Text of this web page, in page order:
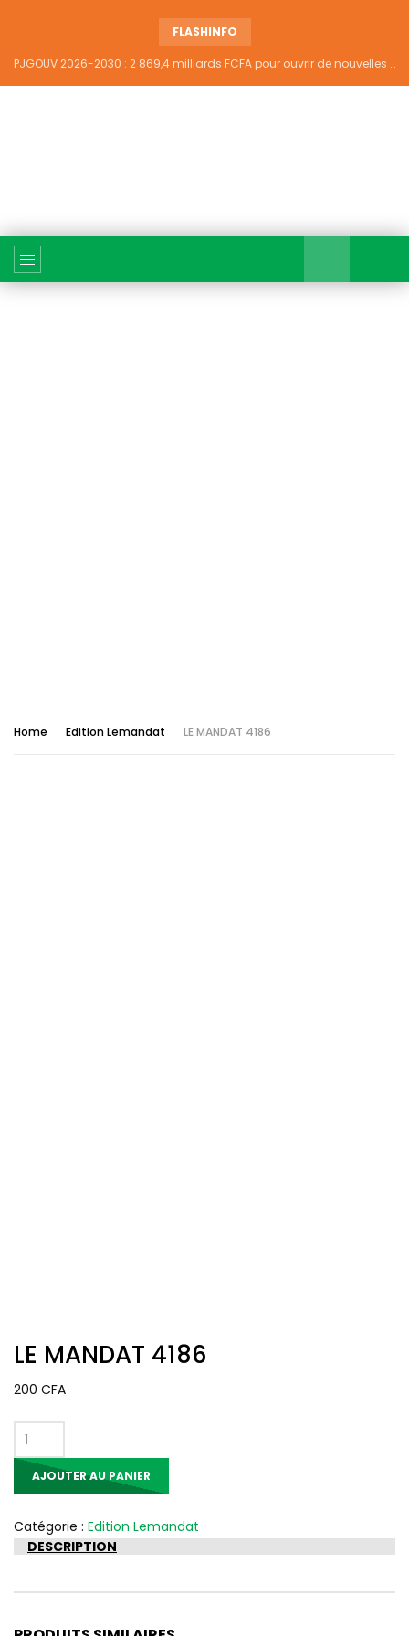
FLASHINFO
PJGOUV 2026-2030 : 2 869,4 milliards FCFA pour ouvrir de nouvelles perspectives à plus de 5,2 millions de jeunes ivoiriens
Home Edition Lemandat LE MANDAT 4186
LE MANDAT 4186
200 CFA
quantité
de
4186
AJOUTER AU PANIER
Catégorie : Edition Lemandat
DESCRIPTION